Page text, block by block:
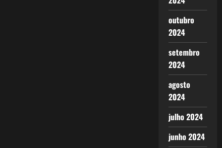
outubro
2024
setembro
2024
agosto
2024
julho 2024
junho 2024